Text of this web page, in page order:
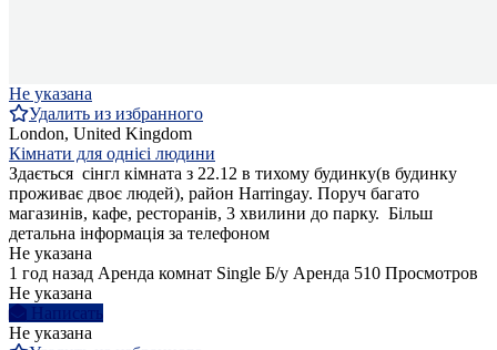
Не указана
Удалить из избранного
London, United Kingdom
Кімнати для однієі людини
Здається сінгл кімната з 22.12 в тихому будинку(в будинку
проживає двоє людей), район Harringay. Поруч багато
магазинів, кафе, ресторанів, 3 хвилини до парку. Більш
детальна інформація за телефоном
Не указана
1 год назад Аренда комнат Single Б/у Аренда 510 Просмотров
Не указана
Написать
Не указана